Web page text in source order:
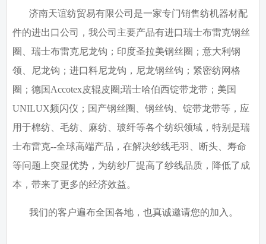
济南天谊纺贸易有限公司是一家专门销售纺机器材配
件的进出口公司，我公司主要产品有进口瑞士布雷克钢丝
圈、瑞士布雷克尼龙钩；印度圣拉美钢丝圈；意大利钢
领、尼龙钩；进口料尼龙钩，尼龙钢丝钩；紧密纺网格
圈；德国 Accotex皮辊皮圈;瑞士哈伯西锭带龙带；美国
UNILUX频闪仪；国产钢丝圈、钢丝钩、锭带龙带等，应
用于棉纺、毛纺、麻纺、玻纤等各个纺织领域，特别是瑞
士布雷克--全球高端产品，在解决纱线毛羽、断头、寿命
等问题上突显优势，为纺纱厂提高了纱线品质，降低了成
本，带来了更多的经济效益。
我们的客户遍布全国各地，也真诚邀请您的加入。